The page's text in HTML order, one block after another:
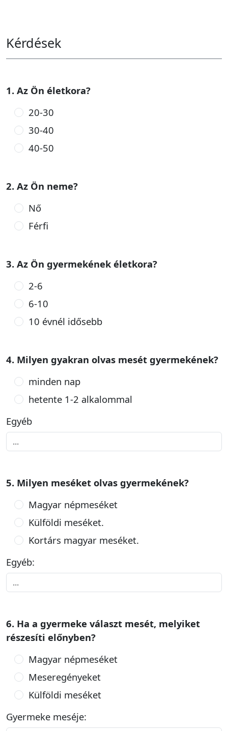
Kérdések
1. Az Ön életkora?
20-30
30-40
40-50
2. Az Ön neme?
Nő
Férfi
3. Az Ön gyermekének életkora?
2-6
6-10
10 évnél idősebb
4. Milyen gyakran olvas mesét gyermekének?
minden nap
hetente 1-2 alkalommal
Egyéb
5. Milyen meséket olvas gyermekének?
Magyar népmeséket
Külföldi meséket.
Kortárs magyar meséket.
Egyéb:
6. Ha a gyermeke választ mesét, melyiket
részesíti előnyben?
Magyar népmeséket
Meseregényeket
Külföldi meséket
Gyermeke meséje: